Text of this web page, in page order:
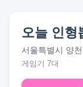
오늘 인형
서울특별시 양
게임기 7대